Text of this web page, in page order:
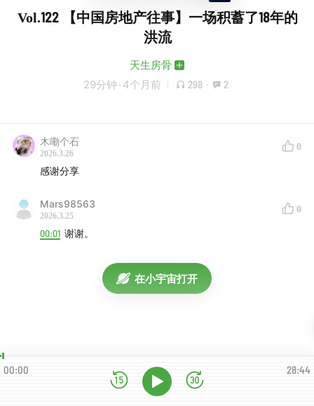
Vol.122 【中国房地产往事】一场积蓄了18年的
洪流
天生房骨
29分钟 · 4个月前 298 · 2
木嘞个石
2026.3.26
0
感谢分享
Mars98563
2026.3.25
0
00:01 谢谢。
在小宇宙打开
00:00 28:44